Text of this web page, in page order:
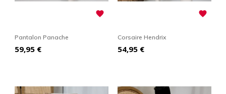

Pantalon Panache
Prix
59,95 €

Corsaire Hendrix
Prix
54,95 €